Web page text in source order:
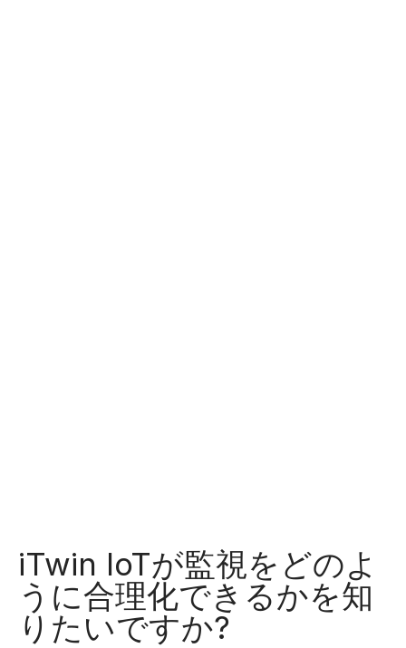
iTwin IoTが監視をどのよ
うに合理化できるかを知
りたいですか?